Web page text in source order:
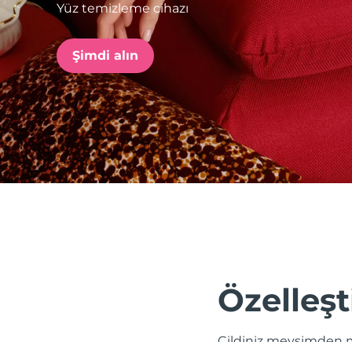
Yüz temizleme cihazı
Şimdi alın
issa™ Teeth Whitening Set
FAQ™ Dual LED Panel
POPÜLER